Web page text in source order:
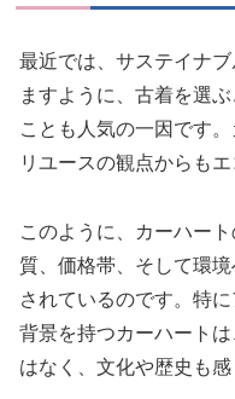
最近では、サステイナ
ますように、古着を選
ことも人気の一因です
リユースの観点からも
このように、カーハー
質、価格帯、そして環
されているのです。特
背景を持つカーハート
はなく、文化や歴史も